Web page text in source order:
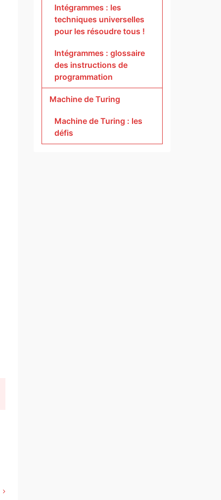
Intégrammes : les
techniques universelles
pour les résoudre tous !
Intégrammes : glossaire
des instructions de
programmation
Machine de Turing
Machine de Turing : les
défis